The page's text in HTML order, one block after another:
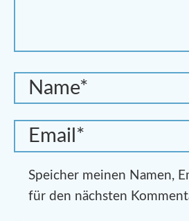
Speicher meinen Namen,
für den nächsten